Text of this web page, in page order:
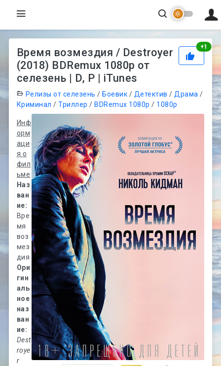
+1
Время возмездия / Destroyer
(2018) BDRemux 1080p от
селезень | D, P | iTunes
Релизы от селезень /Боевик / Детектив / Драма /
Криминал /Триллер /BDRemux 1080p / 1080p
Инф
орм
аци
я о
фил
ьме
Наз
ван
ие:
Вре
мя
воз
мез
дия
Ори
гин
аль
ное
наз
ван
ие:
Dest
roye
r